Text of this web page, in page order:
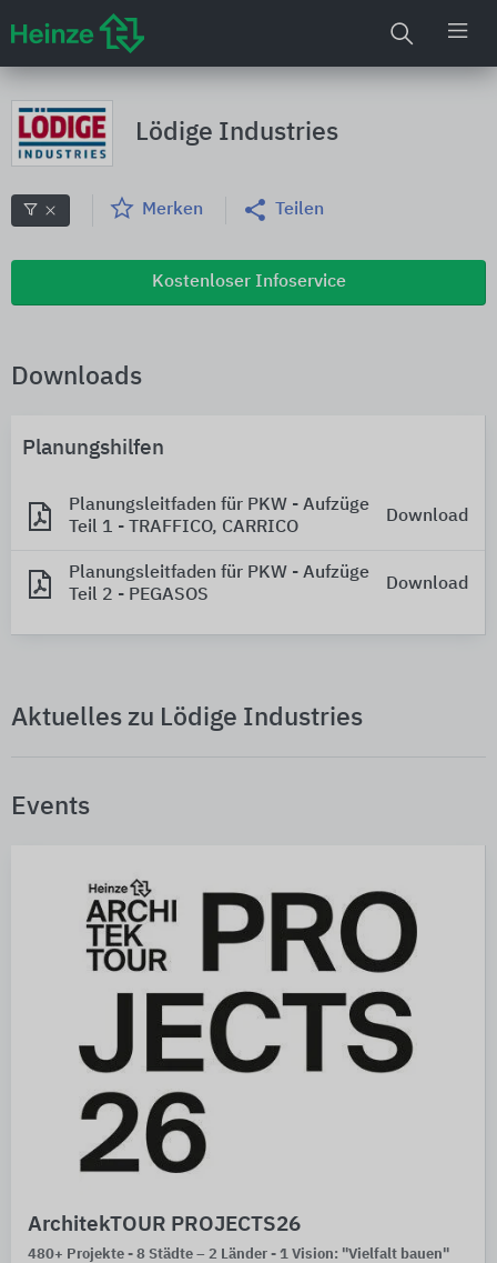
Lödige Industries
Merken Teilen
Kostenloser Infoservice
Downloads
Planungshilfen
Planungsleitfaden für PKW - Aufzüge
Teil 1 - TRAFFICO, CARRICO
Download
Planungsleitfaden für PKW - Aufzüge
Teil 2 - PEGASOS
Download
Aktuelles zu Lödige Industries
Events
ArchitekTOUR PROJECTS26
480+ Projekte - 8 Städte – 2 Länder - 1 Vision: "Vielfalt bauen"